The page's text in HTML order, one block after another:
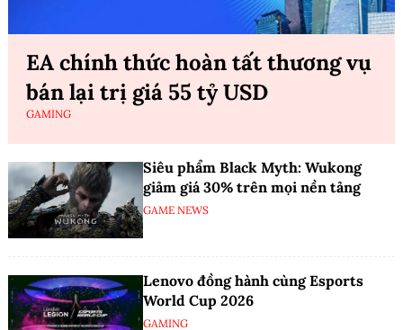
EA chính thức hoàn tất thương vụ
bán lại trị giá 55 tỷ USD
GAMING
Siêu phẩm Black Myth: Wukong
giảm giá 30% trên mọi nền tảng
GAME NEWS
Lenovo đồng hành cùng Esports
World Cup 2026
GAMING